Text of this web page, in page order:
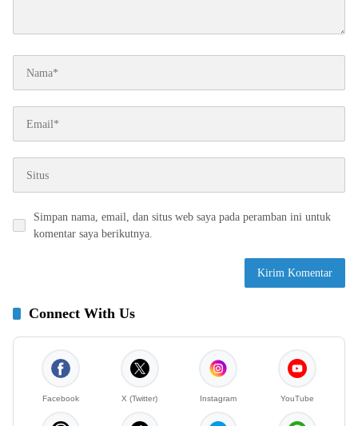
Simpan nama, email, dan situs web saya pada peramban ini untuk
komentar saya berikutnya.
Connect With Us
Facebook X (Twitter) Instagram YouTube